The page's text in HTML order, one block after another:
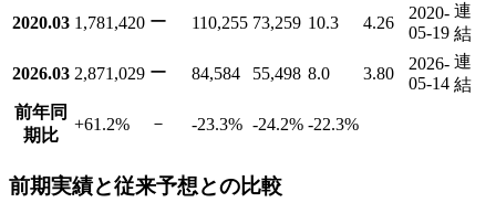
2020.03 1,781,420 ー 110,255 73,259 10.3 4.26
2020-
05-19
連
結
2026.03 2,871,029 ー 84,584 55,498 8.0 3.80
2026-
05-14
連
結
前年同
期比
+61.2% － -23.3% -24.2% -22.3%
前期実績と従来予想との比較